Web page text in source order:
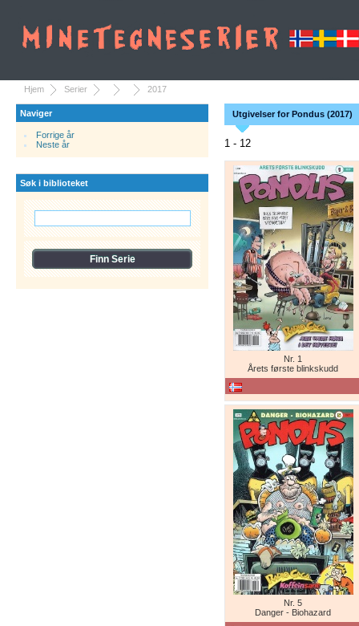
Hjem Serier 2017
Naviger
Forrige år
Neste år
Søk i biblioteket
Utgivelser for Pondus (2017)
1 - 12
Nr. 1
Årets første blinkskudd
Nr. 5
Danger - Biohazard